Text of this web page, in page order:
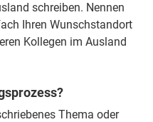
schreiben. Nennen
Ihren Wunschstandort
Kollegen im Ausland
Thema oder